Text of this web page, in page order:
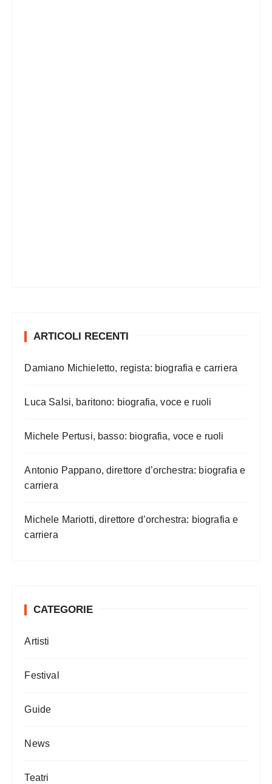
ARTICOLI RECENTI
Damiano Michieletto, regista: biografia e carriera
Luca Salsi, baritono: biografia, voce e ruoli
Michele Pertusi, basso: biografia, voce e ruoli
Antonio Pappano, direttore d’orchestra: biografia e
carriera
Michele Mariotti, direttore d’orchestra: biografia e
carriera
CATEGORIE
Artisti
Festival
Guide
News
Teatri